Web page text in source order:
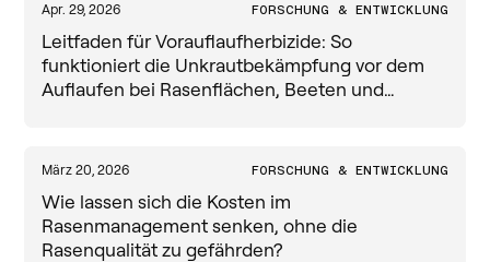
Pressemitteilung
Apr. 29, 2026 FORSCHUNG & ENTWICKLUNG
Leitfaden für Vorauflaufherbizide: So
funktioniert die Unkrautbekämpfung vor dem
Auflaufen bei Rasenflächen, Beeten und
März 20, 2026 FORSCHUNG & ENTWICKLUNG
Wie lassen sich die Kosten im
Rasenmanagement senken, ohne die
Rasenqualität zu gefährden?